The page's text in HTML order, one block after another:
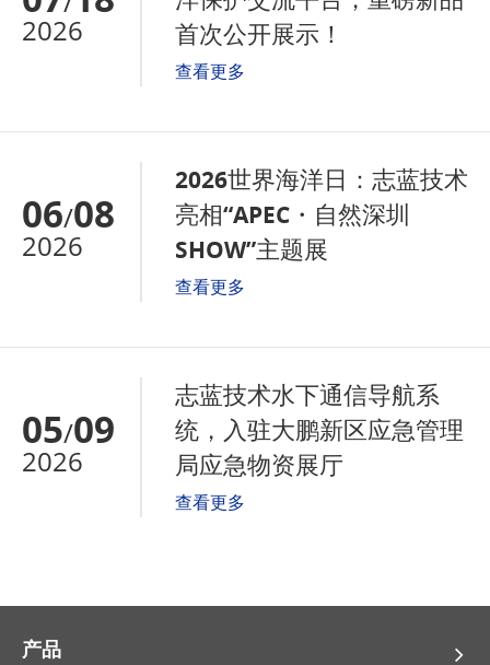
2026
首次公开展示！
查看更多
06/08
2026
2026世界海洋日：志蓝技术
亮相“APEC・自然深圳
SHOW”主题展
查看更多
05/09
2026
志蓝技术水下通信导航系
统，入驻大鹏新区应急管理
局应急物资展厅
查看更多
产品